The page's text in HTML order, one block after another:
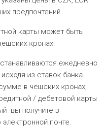
предпочтений.
карты может быть
кронах.
ежедневно
из ставок банка.
в чешских кронах,
/ дебетовой карты
вы получите в
почте.